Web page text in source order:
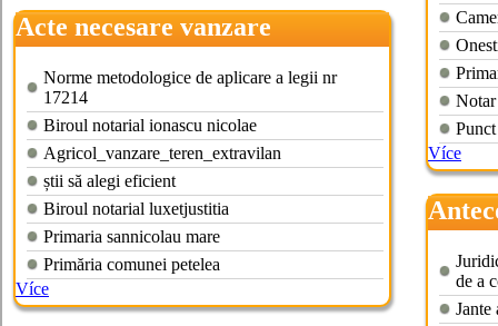
Acte necesare vanzare
cumparare teren extravilan
Norme metodologice de aplicare a legii nr
17214
Biroul notarial ionascu nicolae
Agricol_vanzare_teren_extravilan
știi să alegi eficient
Biroul notarial luxetjustitia
Primaria sannicolau mare
Primăria comunei petelea
Více
Více
de a